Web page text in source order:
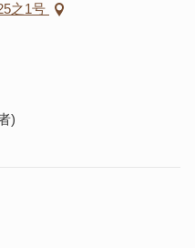
之1号
)